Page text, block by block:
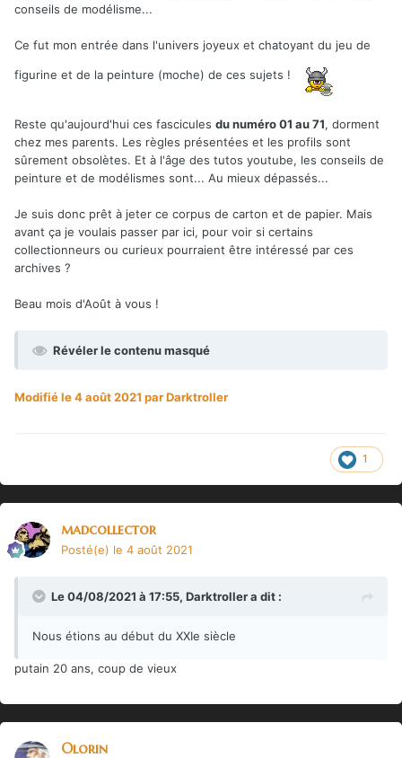
conseils de modélisme...
Ce fut mon entrée dans l'univers joyeux et chatoyant du jeu de
figurine et de la peinture (moche) de ces sujets !
Reste qu'aujourd'hui ces fascicules du numéro 01 au 71, dorment
chez mes parents. Les règles présentées et les profils sont
sûrement obsolètes. Et à l'âge des tutos youtube, les conseils de
peinture et de modélismes sont... Au mieux dépassés...
Je suis donc prêt à jeter ce corpus de carton et de papier. Mais
avant ça je voulais passer par ici, pour voir si certains
collectionneurs ou curieux pourraient être intéressé par ces
archives ?
Beau mois d'Août à vous !
Révéler le contenu masqué
Modifiéle 4 août 2021 par Darktroller
1
madcollector
Posté(e) le 4 août 2021
Le 04/08/2021 à 17:55, Darktrollera dit :
Nous étions au début du XXIe siècle
putain 20 ans, coup de vieux
Olorin